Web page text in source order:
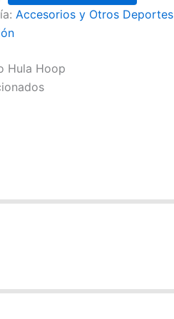
Accesorios y Otros Deportes
Hula Hoop